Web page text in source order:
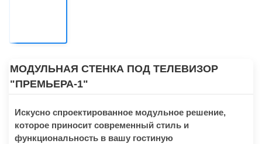
МОДУЛЬНАЯ СТЕНКА ПОД ТЕЛЕВИЗОР
"ПРЕМЬЕРА-1"
Искусно спроектированное модульное решение,
которое приносит современный стиль и
функциональность в вашу гостиную